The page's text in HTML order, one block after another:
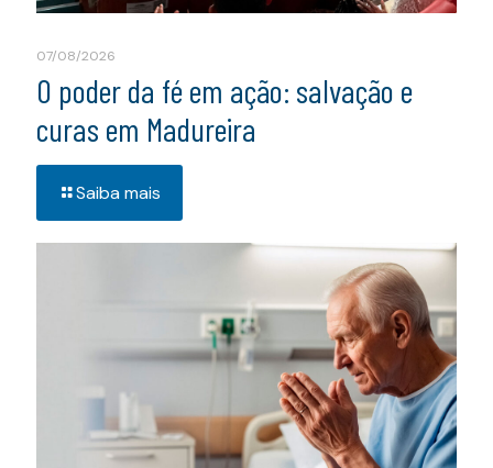
07/08/2026
O poder da fé em ação: salvação e
curas em Madureira
Saiba mais